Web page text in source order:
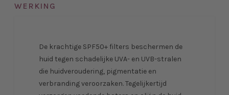
WERKING
De krachtige SPF50+ filters beschermen de
huid tegen schadelijke UVA- en UVB-stralen
die huidveroudering, pigmentatie en
verbranding veroorzaken. Tegelijkertijd